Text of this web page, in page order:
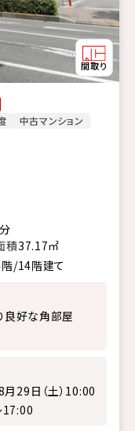
中古マンション
積37.17㎡
/14階建て
好な角部屋
29日（土）10:00